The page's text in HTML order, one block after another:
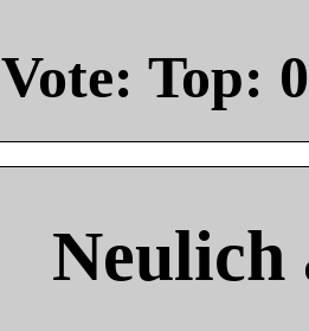
Vote: Top: 0
Neulich